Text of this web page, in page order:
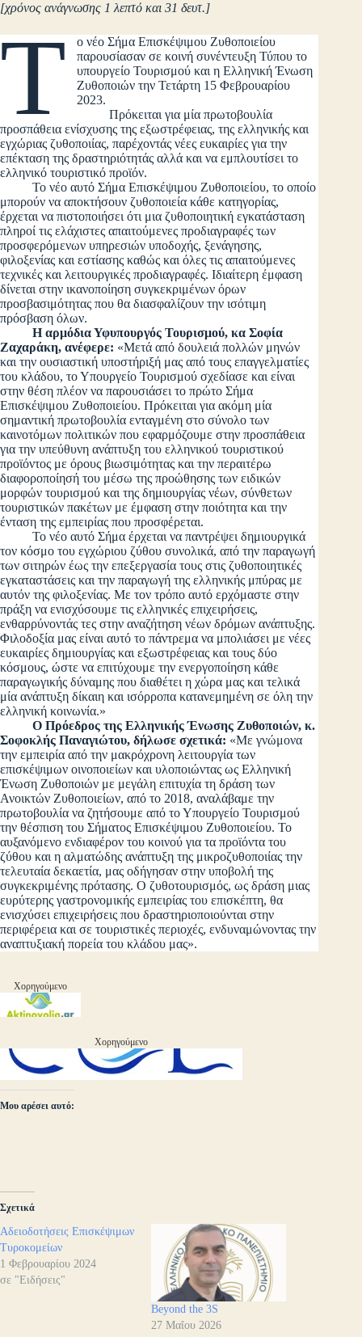
[χρόνος ανάγνωσης 1 λεπτό και 31 δευτ.]
Τ
ο νέο Σήμα Επισκέψιμου Ζυθοποιείου
παρουσίασαν σε κοινή συνέντευξη Τύπου το
υπουργείο Τουρισμού και η Ελληνική Ένωση
Ζυθοποιών την Τετάρτη 15 Φεβρουαρίου
2023.
Πρόκειται για μία πρωτοβουλία
προσπάθεια ενίσχυσης της εξωστρέφειας, της ελληνικής και
εγχώριας ζυθοποιίας, παρέχοντάς νέες ευκαιρίες για την
επέκταση της δραστηριότητάς αλλά και να εμπλουτίσει το
ελληνικό τουριστικό προϊόν.
Το νέο αυτό Σήμα Επισκέψιμου Ζυθοποιείου, το οποίο
μπορούν να αποκτήσουν ζυθοποιεία κάθε κατηγορίας,
έρχεται να πιστοποιήσει ότι μια ζυθοποιητική εγκατάσταση
πληροί τις ελάχιστες απαιτούμενες προδιαγραφές των
προσφερόμενων υπηρεσιών υποδοχής, ξενάγησης,
φιλοξενίας και εστίασης καθώς και όλες τις απαιτούμενες
τεχνικές και λειτουργικές προδιαγραφές. Ιδιαίτερη έμφαση
δίνεται στην ικανοποίηση συγκεκριμένων όρων
προσβασιμότητας που θα διασφαλίζουν την ισότιμη
πρόσβαση όλων.
Η αρμόδια Υφυπουργός Τουρισμού, κα Σοφία
Ζαχαράκη, ανέφερε: «Μετά από δουλειά πολλών μηνών
και την ουσιαστική υποστήριξή μας από τους επαγγελματίες
του κλάδου, το Υπουργείο Τουρισμού σχεδίασε και είναι
στην θέση πλέον να παρουσιάσει το πρώτο Σήμα
Επισκέψιμου Ζυθοποιείου. Πρόκειται για ακόμη μία
σημαντική πρωτοβουλία ενταγμένη στο σύνολο των
καινοτόμων πολιτικών που εφαρμόζουμε στην προσπάθεια
για την υπεύθυνη ανάπτυξη του ελληνικού τουριστικού
προϊόντος με όρους βιωσιμότητας και την περαιτέρω
διαφοροποίησή του μέσω της προώθησης των ειδικών
μορφών τουρισμού και της δημιουργίας νέων, σύνθετων
τουριστικών πακέτων με έμφαση στην ποιότητα και την
ένταση της εμπειρίας που προσφέρεται.
Το νέο αυτό Σήμα έρχεται να παντρέψει δημιουργικά
τον κόσμο του εγχώριου ζύθου συνολικά, από την παραγωγή
των σιτηρών έως την επεξεργασία τους στις ζυθοποιητικές
εγκαταστάσεις και την παραγωγή της ελληνικής μπύρας με
αυτόν της φιλοξενίας. Με τον τρόπο αυτό ερχόμαστε στην
πράξη να ενισχύσουμε τις ελληνικές επιχειρήσεις,
ενθαρρύνοντάς τες στην αναζήτηση νέων δρόμων ανάπτυξης.
Φιλοδοξία μας είναι αυτό το πάντρεμα να μπολιάσει με νέες
ευκαιρίες δημιουργίας και εξωστρέφειας και τους δύο
κόσμους, ώστε να επιτύχουμε την ενεργοποίηση κάθε
παραγωγικής δύναμης που διαθέτει η χώρα μας και τελικά
μία ανάπτυξη δίκαιη και ισόρροπα κατανεμημένη σε όλη την
ελληνική κοινωνία.»
Ο Πρόεδρος της Ελληνικής Ένωσης Ζυθοποιών, κ.
Σοφοκλής Παναγιώτου, δήλωσε σχετικά: «Με γνώμονα
την εμπειρία από την μακρόχρονη λειτουργία των
επισκέψιμων οινοποιείων και υλοποιώντας ως Ελληνική
Ένωση Ζυθοποιών με μεγάλη επιτυχία τη δράση των
Ανοικτών Ζυθοποιείων, από το 2018, αναλάβαμε την
πρωτοβουλία να ζητήσουμε από το Υπουργείο Τουρισμού
την θέσπιση του Σήματος Επισκέψιμου Ζυθοποιείου. Το
αυξανόμενο ενδιαφέρον του κοινού για τα προϊόντα του
ζύθου και η αλματώδης ανάπτυξη της μικροζυθοποιίας την
τελευταία δεκαετία, μας οδήγησαν στην υποβολή της
συγκεκριμένης πρότασης. Ο ζυθοτουρισμός, ως δράση μιας
ευρύτερης γαστρονομικής εμπειρίας του επισκέπτη, θα
ενισχύσει επιχειρήσεις που δραστηριοποιούνται στην
περιφέρεια και σε τουριστικές περιοχές, ενδυναμώνοντας την
αναπτυξιακή πορεία του κλάδου μας».
Χορηγούμενο
Χορηγούμενο
Μου αρέσει αυτό:
Σχετικά
Αδειοδοτήσεις Επισκέψιμων
Τυροκομείων
1 Φεβρουαρίου 2024
σε "Ειδήσεις"
Beyond the 3S
27 Μαΐου 2026